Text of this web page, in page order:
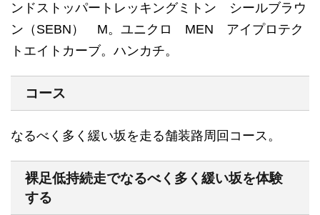
ンドストッパートレッキングミトン シールブラウ
ン（SEBN） M。ユニクロ MEN アイプロテク
トエイトカーブ。ハンカチ。
コース
なるべく多く緩い坂を走る舗装路周回コース。
裸足低持続走でなるべく多く緩い坂を体験
する